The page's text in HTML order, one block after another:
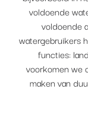
voldoende
voldoende
watergebruikers
functies:
voorkomen we
maken van